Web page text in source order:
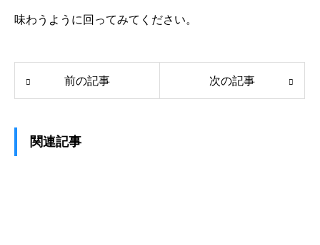
味わうように回ってみてください。
前の記事 次の記事
関連記事